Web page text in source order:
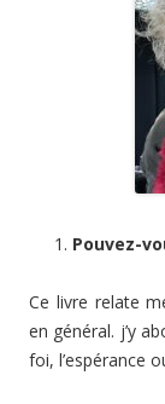
Pouvez-
Ce livre relate
en général. j’y
foi, l’espérance